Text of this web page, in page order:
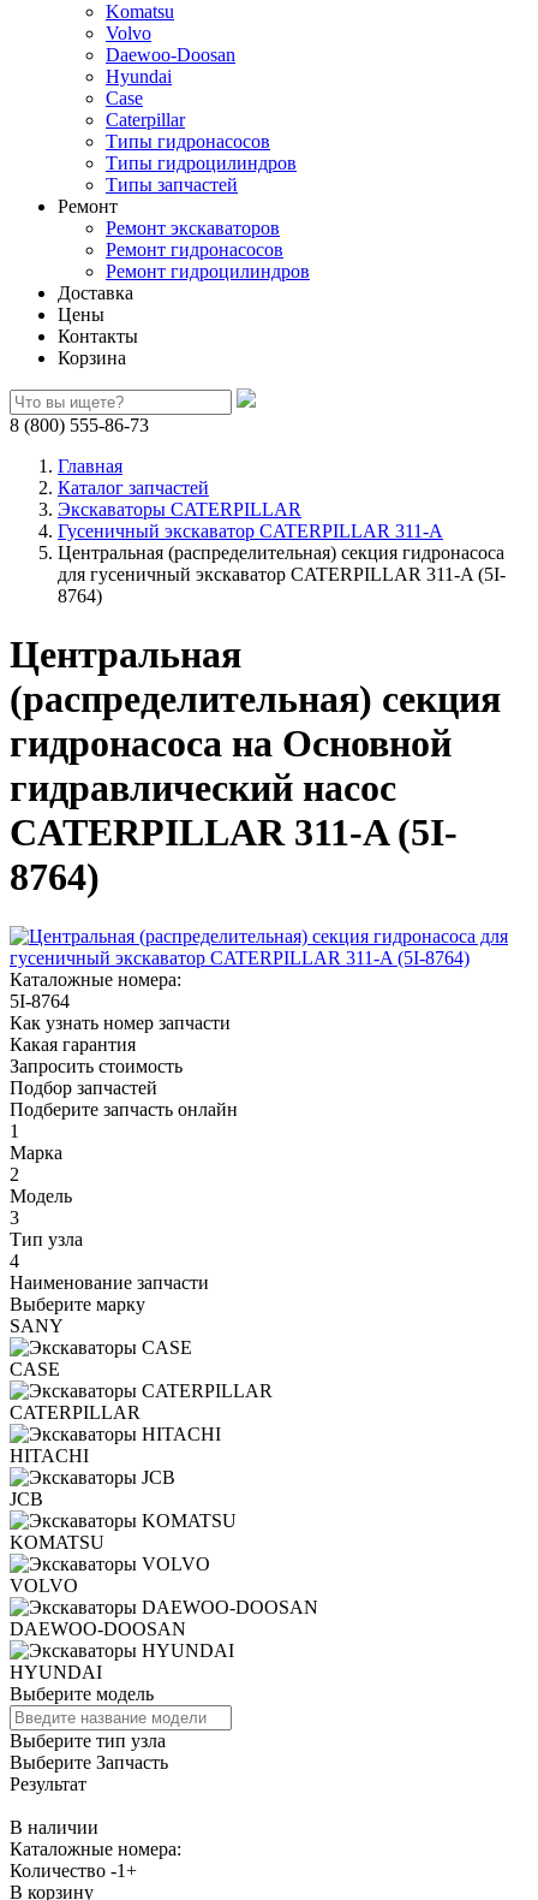
Komatsu
Volvo
Daewoo-Doosan
Hyundai
Case
Caterpillar
Типы гидронасосов
Типы гидроцилиндров
Типы запчастей
Ремонт
Ремонт экскаваторов
Ремонт гидронасосов
Ремонт гидроцилиндров
Доставка
Цены
Контакты
Корзина
8 (800) 555-86-73
Главная
Каталог запчастей
Экскаваторы CATERPILLAR
Гусеничный экскаватор CATERPILLAR 311-A
Центральная (распределительная) секция гидронасоса
для гусеничный экскаватор CATERPILLAR 311-A (5I-
8764)
Центральная
(распределительная) секция
гидронасоса на Основной
гидравлический насос
CATERPILLAR 311-A (5I-
8764)
Каталожные номера:
5I-8764
Как узнать номер запчасти
Какая гарантия
Запросить стоимость
Подбор запчастей
Подберите запчасть онлайн
1
Марка
2
Модель
3
Тип узла
4
Наименование запчасти
Выберите марку
SANY
CASE
CATERPILLAR
HITACHI
JCB
KOMATSU
VOLVO
DAEWOO-DOOSAN
HYUNDAI
Выберите модель
Выберите тип узла
Выберите Запчасть
Результат
В наличии
Каталожные номера:
Количество -1+
В корзину